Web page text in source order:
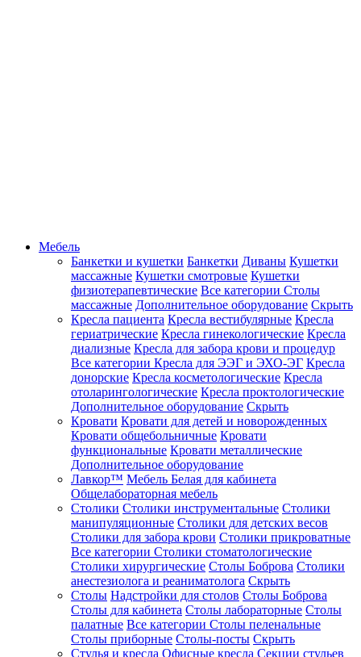
Мебель
Банкетки и кушетки Банкетки Диваны Кушетки
массажные Кушетки смотровые Кушетки
физиотерапевтические Все категории Столы
массажные Дополнительное оборудование Скрыть
Кресла пациента Кресла вестибулярные Кресла
гериатрические Кресла гинекологические Кресла
диализные Кресла для забора крови и процедур
Все категории Кресла для ЭЭГ и ЭХО-ЭГ Кресла
донорские Кресла косметологические Кресла
отоларингологические Кресла проктологические
Дополнительное оборудование Скрыть
Кровати Кровати для детей и новорожденных
Кровати общебольничные Кровати
функциональные Кровати металлические
Дополнительное оборудование
Лавкор™ Мебель Белая для кабинета
Общелабораторная мебель
Столики Столики инструментальные Столики
манипуляционные Столики для детских весов
Столики для забора крови Столики прикроватные
Все категории Столики стоматологические
Столики хирургические Столы Боброва Столики
анестезиолога и реаниматолога Скрыть
Столы Надстройки для столов Столы Боброва
Столы для кабинета Столы лабораторные Столы
палатные Все категории Столы пеленальные
Столы приборные Столы-посты Скрыть
Стулья и кресла Офисные кресла Секции стульев